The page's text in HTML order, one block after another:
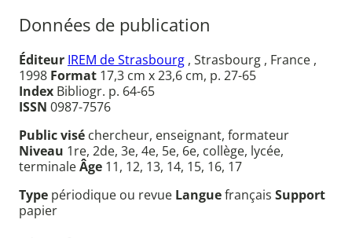
Données de publication
Éditeur IREM de Strasbourg , Strasbourg , France ,
1998 Format 17,3 cm x 23,6 cm, p. 27-65
Index Bibliogr. p. 64-65
ISSN 0987-7576
Public visé chercheur, enseignant, formateur
Niveau 1re, 2de, 3e, 4e, 5e, 6e, collège, lycée,
terminaleÂge 11, 12, 13, 14, 15, 16, 17
Type périodique ou revue Languefrançais Support
papier